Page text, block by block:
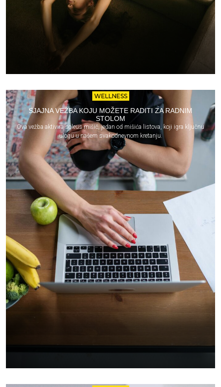
WELLNESS
SJAJNA VEŽBA KOJU MOŽETE RADITI ZA RADNIM
STOLOM
Ova vežba aktivira soleus mišić, jedan od mišića listova, koji igra ključnu
ulogu u našem svakodnevnom kretanju.